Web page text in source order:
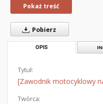
Pokaż treść
Pobierz
OPIS
Tytuł:
[Zawodnik motocyklowy
Twórca: